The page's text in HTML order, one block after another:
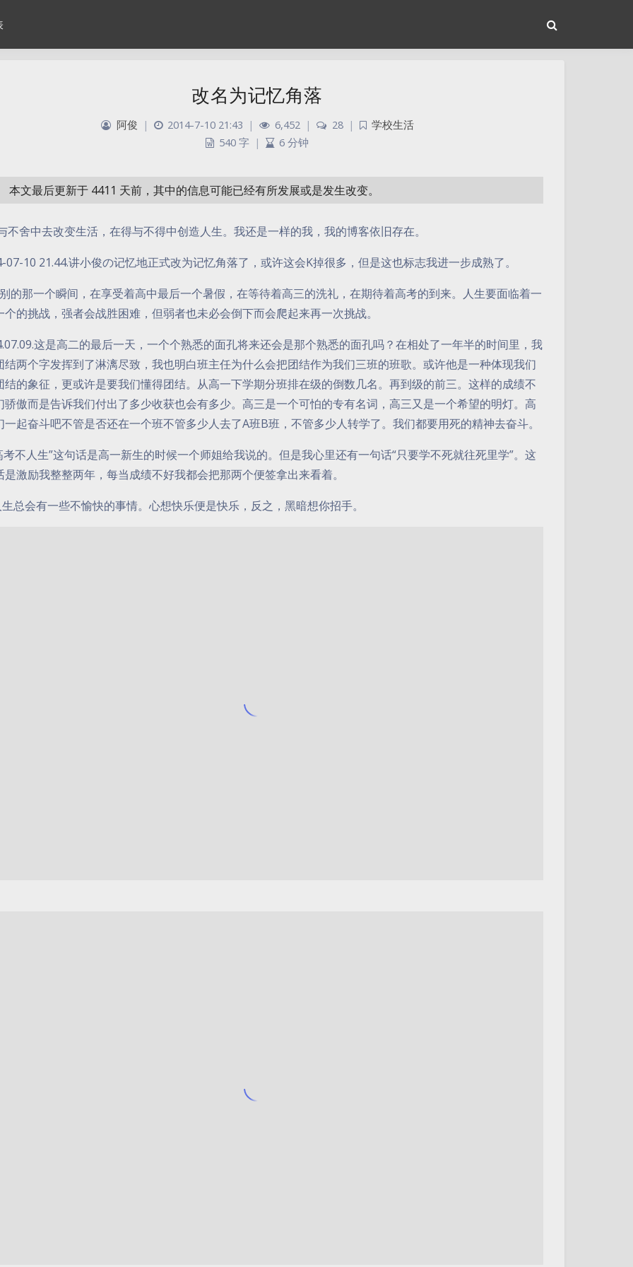
改名为记忆角落
阿俊 | 2014-7-10 21:43 | 6,452 | 28 |
学校生活
540 字 | 6 分钟
本文最后更新于 4411 天前，其中的信息可能已经有所发展或是发生改变。
不舍中去改变生活，在得与不得中创造人生。我还是一样的我，我的博客依旧存在。
10 21.44.讲小俊の记忆地正式改为记忆角落了，或许这会K掉很多，但是这也标志我进一步成熟了。
的那一个瞬间，在享受着高中最后一个暑假，在等待着高三的洗礼，在期待着高考的到来。人生要面临着一
个的挑战，强者会战胜困难，但弱者也未必会倒下而会爬起来再一次挑战。
这是高二的最后一天，一个个熟悉的面孔将来还会是那个熟悉的面孔吗？在相处了一年半的时间里，我
结两个字发挥到了淋漓尽致，我也明白班主任为什么会把团结作为我们三班的班歌。或许他是一种体现我们
结的象征，更或许是要我们懂得团结。从高一下学期分班排在级的倒数几名。再到级的前三。这样的成绩不
骄傲而是告诉我们付出了多少收获也会有多少。高三是一个可怕的专有名词，高三又是一个希望的明灯。高
一起奋斗吧不管是否还在一个班不管多少人去了A班B班，不管多少人转学了。我们都要用死的精神去奋斗。
不人生”这句话是高一新生的时候一个师姐给我说的。但是我心里还有一句话“只要学不死就往死里学”。这
是激励我整整两年，每当成绩不好我都会把那两个便签拿出来看着。
总会有一些不愉快的事情。心想快乐便是快乐，反之，黑暗想你招手。